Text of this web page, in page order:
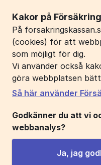
Kakor på
På
(cookies) för att
som möjligt för dig.
Vi använder också
göra webbplatsen
Så här använder
Godkänner du att vi
webbanalys?
Ja, jag